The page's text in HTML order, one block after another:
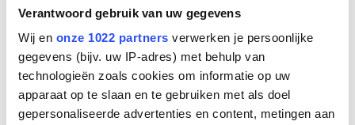
Verantwoord gebruik van uw gegevens
Wij en onze 1022 partners verwerken je persoonlijke
gegevens (bijv. uw IP-adres) met behulp van
technologieën zoals cookies om informatie op uw
apparaat op te slaan en te gebruiken met als doel
gepersonaliseerde advertenties en content, metingen aan